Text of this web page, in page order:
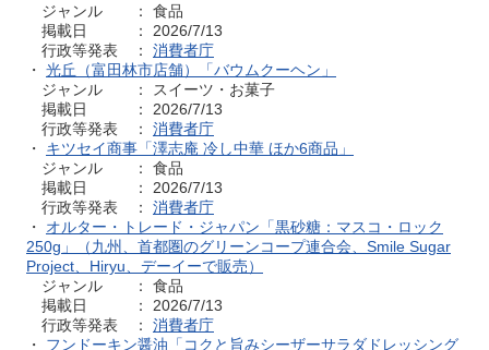
ジャンル ： 食品
掲載日 ： 2026/7/13
行政等発表 ： 消費者庁
・ 光丘（富田林市店舗）「バウムクーヘン」
ジャンル ： スイーツ・お菓子
掲載日 ： 2026/7/13
行政等発表 ： 消費者庁
・ キツセイ商事「澤志庵 冷し中華 ほか6商品」
ジャンル ： 食品
掲載日 ： 2026/7/13
行政等発表 ： 消費者庁
・ オルター・トレード・ジャパン「黒砂糖：マスコ・ロック
250g」（九州、首都圏のグリーンコープ連合会、Smile Sugar
Project、Hiryu、デーイーで販売）
ジャンル ： 食品
掲載日 ： 2026/7/13
行政等発表 ： 消費者庁
・ フンドーキン醤油「コクと旨みシーザーサラダドレッシング